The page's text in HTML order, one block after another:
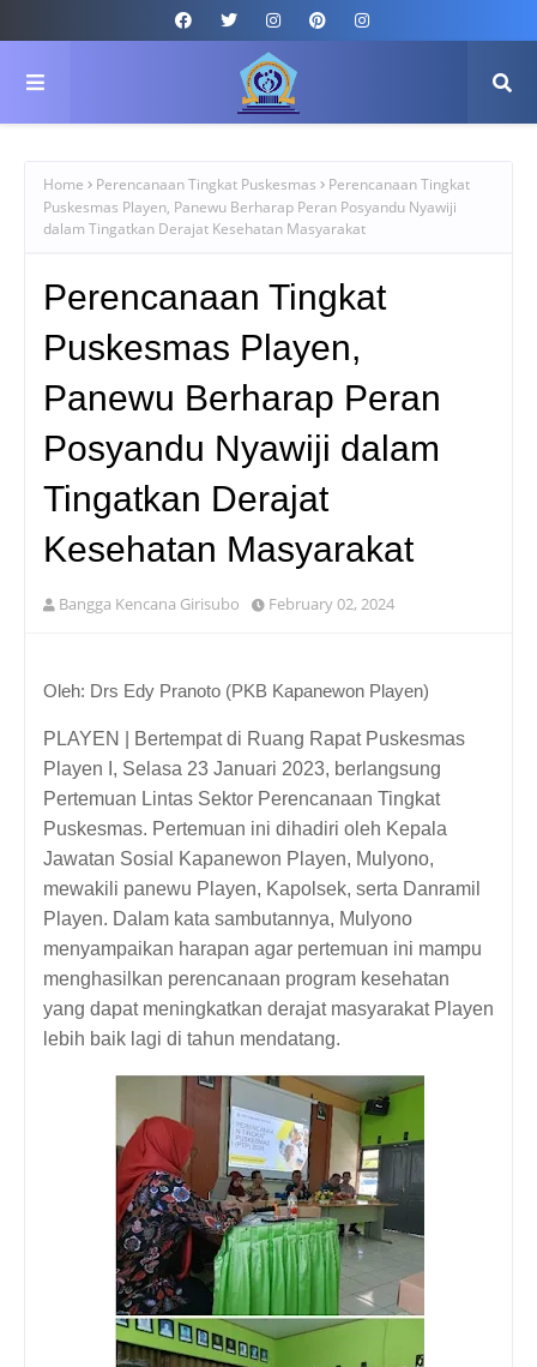
Home Perencanaan Tingkat Puskesmas
Perencanaan Tingkat
Puskesmas Playen, Panewu Berharap Peran Posyandu Nyawiji
dalam Tingatkan Derajat Kesehatan Masyarakat
Perencanaan Tingkat
Puskesmas Playen,
Panewu Berharap Peran
Posyandu Nyawiji dalam
Tingatkan Derajat
Kesehatan Masyarakat
Bangga Kencana Girisubo February 02, 2024
Oleh: Drs Edy Pranoto (PKB Kapanewon Playen)
PLAYEN | Bertempat di Ruang Rapat Puskesmas
Playen I, Selasa 23 Januari 2023, berlangsung
Pertemuan Lintas Sektor Perencanaan Tingkat
Puskesmas. Pertemuan ini dihadiri oleh Kepala
Jawatan Sosial Kapanewon Playen, Mulyono,
mewakili panewu Playen, Kapolsek, serta Danramil
Playen. Dalam kata sambutannya, Mulyono
menyampaikan harapan agar pertemuan ini mampu
menghasilkan perencanaan program kesehatan
yang dapat meningkatkan derajat masyarakat Playen
lebih baik lagi di tahun mendatang.